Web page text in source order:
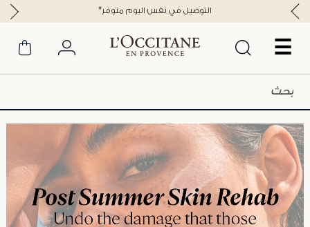
☰
*التوصيل في نفس اليوم متوفر